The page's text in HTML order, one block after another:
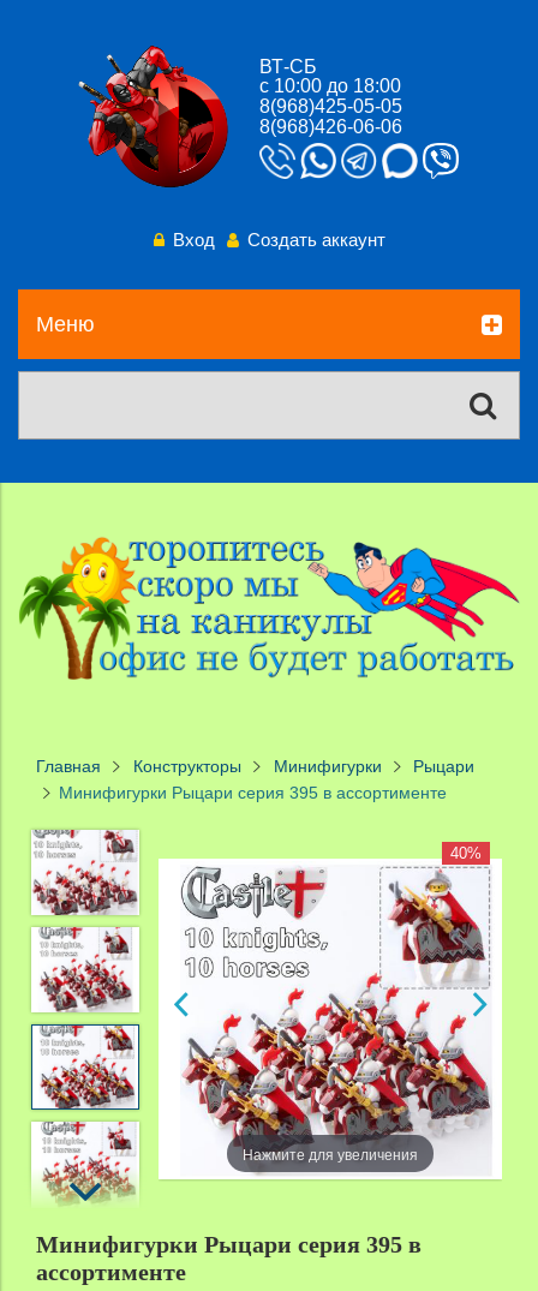
ВТ-СБ
с 10:00 до 18:00
8(968)425-05-05
8(968)426-06-06
Вход Создать аккаунт
Меню
Главная Конструкторы Минифигурки
Рыцари
Минифигурки Рыцари серия 395 в ассортименте
40% 40%
Нажмите для увеличения
Минифигурки Рыцари серия 395 в
ассортименте